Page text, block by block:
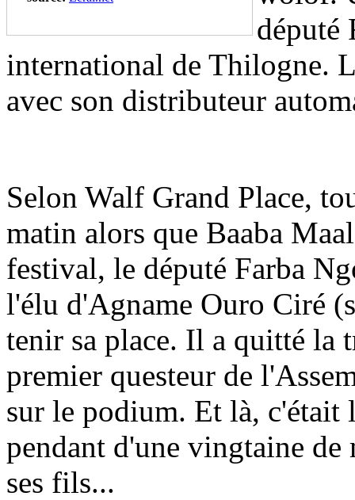
député
international de Thilogne.
avec son distributeur
Selon Walf Grand Place,
matin alors que Baaba
festival, le député Farba
l'élu d'Agname Ouro Ciré
tenir sa place. Il a quitté la
premier questeur de
sur le podium. Et là, c'était
pendant d'une vingtaine de
ses fils...